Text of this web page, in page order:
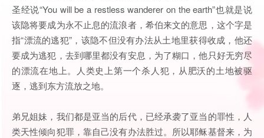
圣经说“You will be a restless wanderer on the earth”也就是说
该隐将要成为永不止息的流浪者，希伯来文的意思，这个字是
指“漂流的逃犯”，该隐不但没有办法从土地里获得收成，他还
要成为逃犯，去到哪里都没有安息，为了糊口，他只好无穷尽
的漂流在地上。人类史上第一个杀人犯，从肥沃的土地被驱
逐，逃到东方流放之地。
弟兄姐妹，我们都是亚当的后代，已经承袭了亚当的罪性，人
类天性倾向犯罪，靠自己没有办法胜过。所以耶稣基督来，为